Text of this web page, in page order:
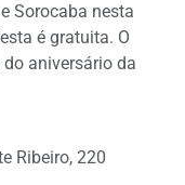
Sorocaba nesta
é gratuita. O
aniversário da
Ribeiro, 220